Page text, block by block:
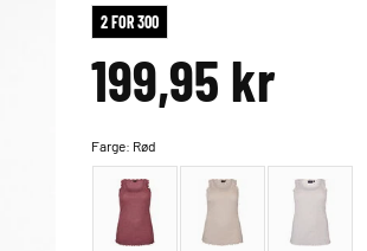
2 FOR 300
199,95 kr
Farge: Rød